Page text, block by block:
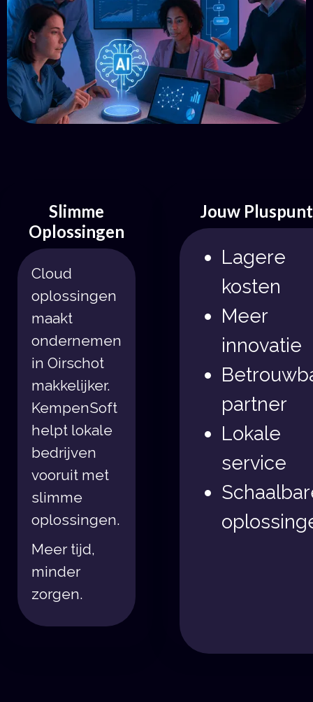
Slimme
Oplossingen
Cloud
oplossingen
maakt
ondernemen
in Oirschot
makkelijker.
KempenSoft
helpt lokale
bedrijven
vooruit met
slimme
oplossingen.
Meer tijd,
minder
zorgen.
Jouw
Lagere
kosten
Meer
innovatie
partner
Lokale
service